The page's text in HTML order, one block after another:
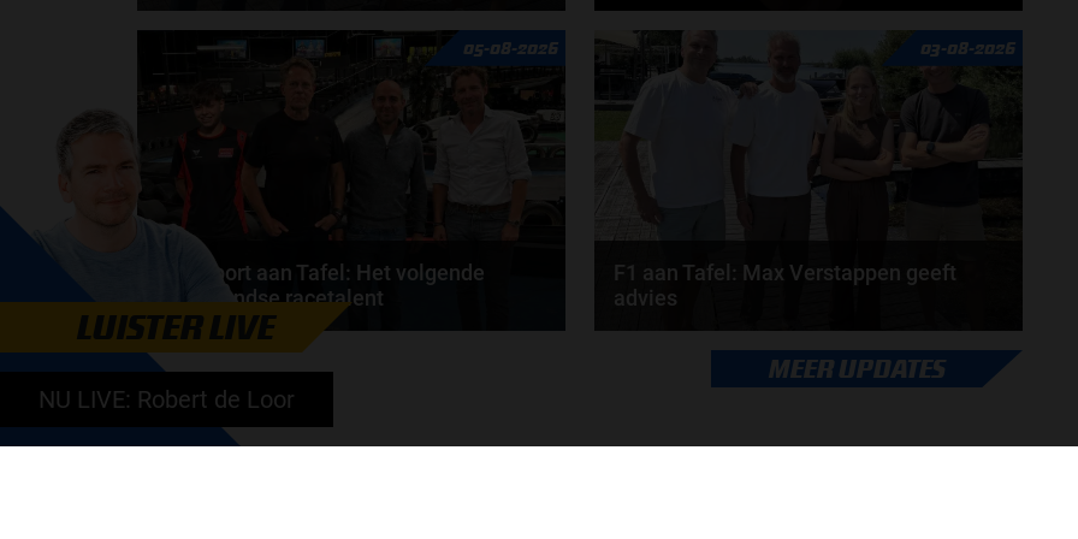
Max Verstappen wil géén Formule 1-team, de FIA en
de motorfabrikanten zaten niet op één lijn en...
de redactie van Grand Prix Radio
Rob van Someren, Beitske Visser en Frans
Verschuur schuiven aan in de nieuwe F1 aan Tafel.
Iedere...
door
05-08-2026
Autosport aan Tafel: Het volgende
Nederlandse racetalent
Hoe klim je naar te top in de racewereld? Wat is er
nodig om alles uit je carrière te halen? En hoe...
doorde redactie van Grand Prix Radio
03-08-2026
F1 aan Tafel: Max Verstappen geeft
advies
Max Verstappen adviseert Red Bull. Gaat George
Russell weg bij Mercedes? En moet de budgetcap...
MEER UPDATES
LUISTER LIVE
NU LIVE: Robert de Loor